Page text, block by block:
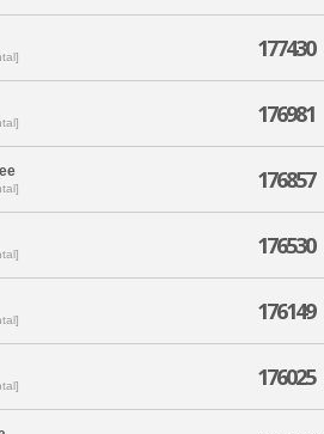
177430
176981
176857
176530
176149
176025